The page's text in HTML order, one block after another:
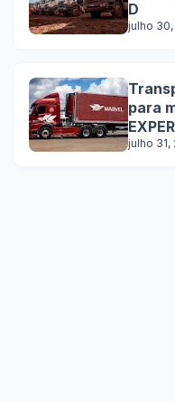
D
julho
para
julho 31,